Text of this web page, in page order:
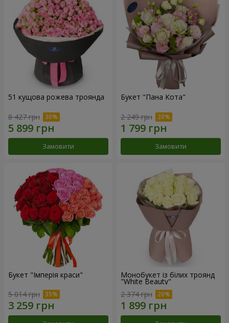
51 кущова рожева троянда
8 427 грн
Замовити
Букет "Пана Кота"
2 249 грн
Замовити
Букет "Імперія краси"
5 014 грн
Монобукет із білих троянд
"White Beauty"
2 374 грн